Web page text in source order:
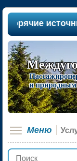
и природным
Меню